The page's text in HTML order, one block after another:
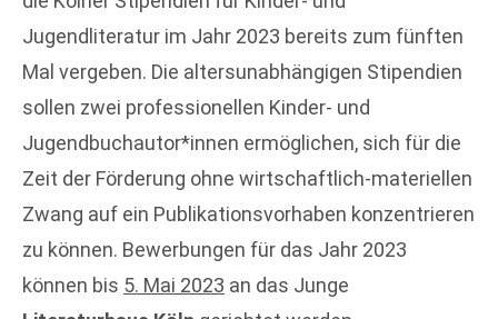
Jugendliteratur im Jahr 2023 bereits zum fünften
Mal vergeben. Die altersunabhängigen Stipendien
sollen zwei professionellen Kinder- und
Jugendbuchautor*innen ermöglichen, sich für die
Zeit der Förderung ohne wirtschaftlich-materiellen
Zwang auf ein Publikationsvorhaben konzentrieren
zu können. Bewerbungen für das Jahr 2023
können bis 5. Mai 2023 an das Junge